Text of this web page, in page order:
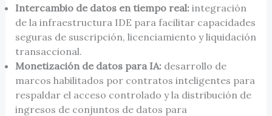
Intercambio de datos en tiempo real:integración
de la infraestructura IDE para facilitar capacidades
seguras de suscripción, licenciamiento y liquidación
transaccional.
Monetización de datos para IA:desarrollo de
marcos habilitados por contratos inteligentes para
respaldar el acceso controlado y la distribución de
ingresos de conjuntos de datos para